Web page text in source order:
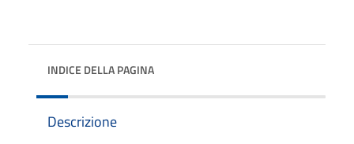
INDICE DELLA PAGINA
Descrizione